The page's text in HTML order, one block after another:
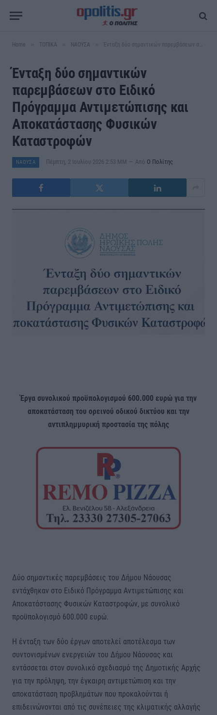
Home ΤΟΠΙΚΑ ΝΑΟΥΣΑ Ένταξη δύο σημαντικών παρεμβάσεων στο Ειδικό Πρόγραμμα Αντιμετώπισης και Αποκατάστασης Φυσικών Καταστροφών
Ένταξη δύο σημαντικών
παρεμβάσεων στο Ειδικό
Πρόγραμμα Αντιμετώπισης και
Αποκατάστασης Φυσικών
Καταστροφών
ΝΑΟΥΣΑ Πέμπτη, 2 Ιουλίου 2026 2:53 ΜΜ Από Ο Πολίτης
Έργα συνολικού προϋπολογισμού 600.000 ευρώ για την
αποκατάσταση του ορεινού οδικού δικτύου και την
αντιπλημμυρική προστασία της πόλης
Δύο σημαντικές παρεμβάσεις του Δήμου Νάουσας
εντάχθηκαν στο Ειδικό Πρόγραμμα Αντιμετώπισης και
Αποκατάστασης Φυσικών Καταστροφών, με συνολικό
προϋπολογισμό 600.000 ευρώ.
Η ένταξη των δύο έργων αποτελεί αποτέλεσμα των
συντονισμένων ενεργειών του Δήμου Νάουσας και
εντάσσεται στον συνολικό σχεδιασμό της Δημοτικής Αρχής
για την πρόληψη, την έγκαιρη αντιμετώπιση και την
αποκατάσταση προβλημάτων που προκαλούνται ή
επιδεινώνονται από τις συνέπειες της κλιματικής αλλαγής